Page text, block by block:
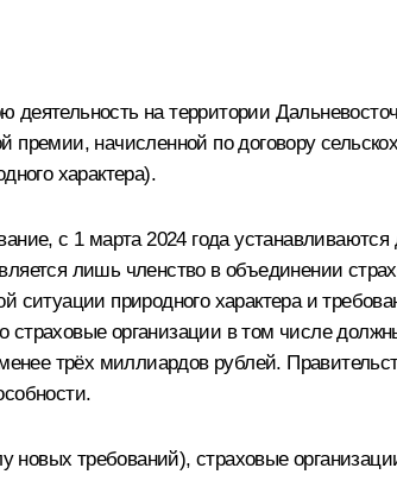
на территории
начисленной по договору
характера).
с 1 марта 2024 года
лишь членство в объединении
природного характера и
организации в том числе
трёх миллиардов рублей.
требований), страховые